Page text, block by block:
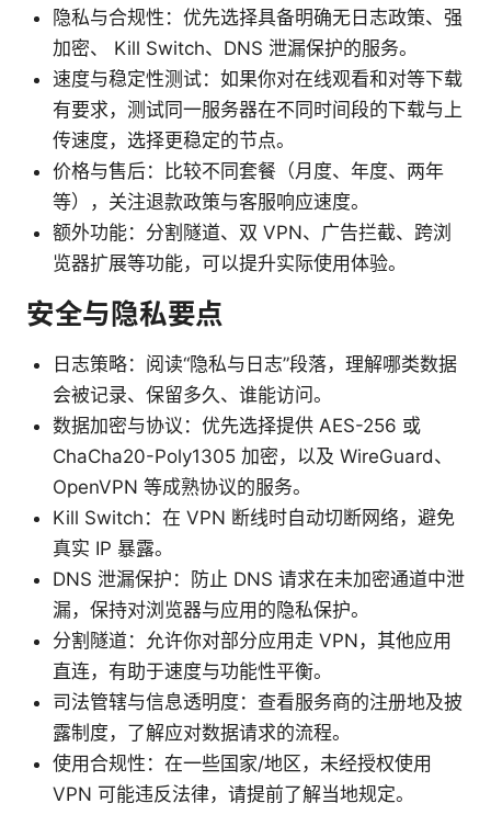
隐私与合规性：优先选择具备明确无日志政策、强
加密、 Kill Switch、DNS 泄漏保护的服务。
速度与稳定性测试：如果你对在线观看和对等下载
有要求，测试同一服务器在不同时间段的下载与上
传速度，选择更稳定的节点。
价格与售后：比较不同套餐（月度、年度、两年
等），关注退款政策与客服响应速度。
额外功能：分割隧道、双 VPN、广告拦截、跨浏
览器扩展等功能，可以提升实际使用体验。
安全与隐私要点
日志策略：阅读“隐私与日志”段落，理解哪类数据
会被记录、保留多久、谁能访问。
数据加密与协议：优先选择提供 AES-256 或
ChaCha20-Poly1305 加密，以及 WireGuard、
OpenVPN 等成熟协议的服务。
Kill Switch：在 VPN 断线时自动切断网络，避免
真实 IP 暴露。
DNS 泄漏保护：防止 DNS 请求在未加密通道中泄
漏，保持对浏览器与应用的隐私保护。
分割隧道：允许你对部分应用走 VPN，其他应用
直连，有助于速度与功能性平衡。
司法管辖与信息透明度：查看服务商的注册地及披
露制度，了解应对数据请求的流程。
使用合规性：在一些国家/地区，未经授权使用
VPN 可能违反法律，请提前了解当地规定。